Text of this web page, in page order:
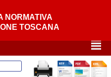
NORMATIVA
TOSCANA
²